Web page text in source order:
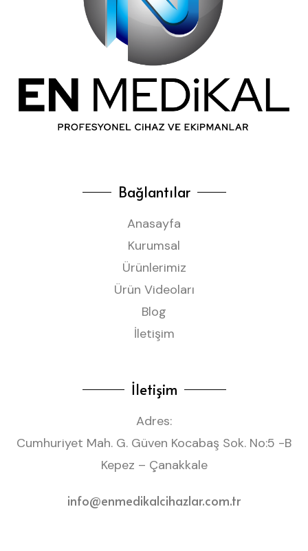
Bağlantılar
Anasayfa
Kurumsal
Ürünlerimiz
Ürün Videoları
Blog
İletişim
İletişim
Adres:
Cumhuriyet Mah. G. Güven Kocabaş Sok. No:5 -B
Kepez – Çanakkale
info@enmedikalcihazlar.com.tr